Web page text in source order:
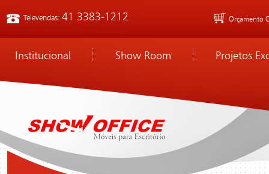
Televendas: 41 3383-1212 Orçamento
Institucional Show Room Projetos